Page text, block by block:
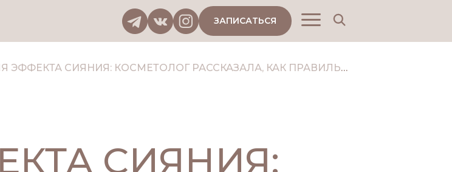
ЗАПИСАТЬСЯ
СИЯНИЯ: КОСМЕТОЛОГ РАССКАЗАЛА, КАК ПРАВИЛЬНО ПРОВОДИТЬ ДЕТОКСИКАЦИЮ КОЖИ
СИЯНИЯ: